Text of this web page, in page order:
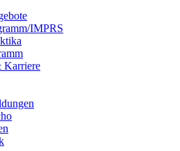
IMPRS
Karriere